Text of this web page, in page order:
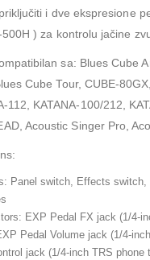
i dve ekspresione
500H ) za kontrolu jačine
sa: Blues Cube
Cube Tour, CUBE-
112, KATANA-100/212,
Acoustic Singer Pro,
Panel switch, Effects switch,
EXP Pedal FX jack (1/4-
Pedal Volume jack (1/4-
jack (1/4-inch TRS phone